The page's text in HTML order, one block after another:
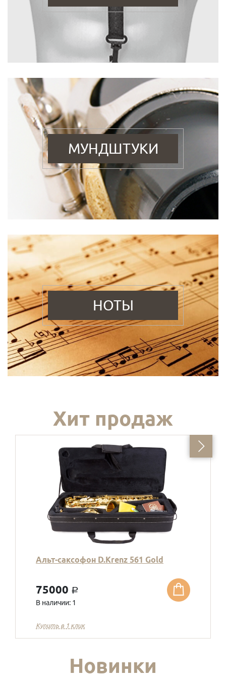
МУНДШТУКИ
НОТЫ
Хит продаж
Альт-саксофон D.Krenz 561 Gold
75000 a
В наличии: 1
Купить в 1 клик
Новинки